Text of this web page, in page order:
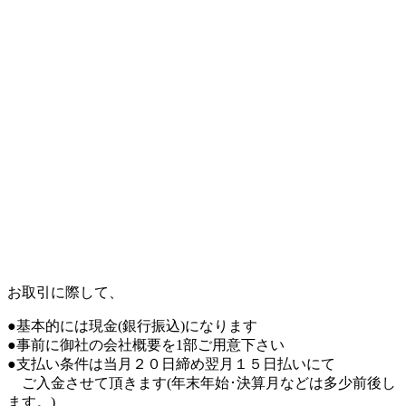
お取引に際して、
●基本的には現金(銀行振込)になります
●事前に御社の会社概要を1部ご用意下さい
●支払い条件は当月２０日締め翌月１５日払いにて
ご入金させて頂きます(年末年始･決算月などは多少前後し
ます。 )